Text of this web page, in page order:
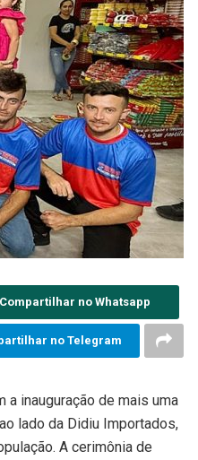
Compartilhar no Whatsapp
no Telegram
a inauguração de mais uma
lado da Didiu Importados,
A cerimônia de